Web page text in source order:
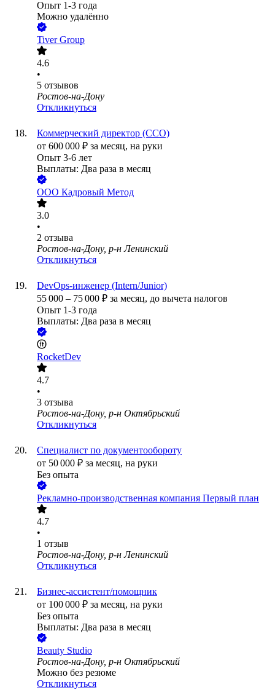
Опыт 1-3 года
Можно удалённо
Tiver Group
4.6
•
5 отзывов
Ростов-на-Дону
Откликнуться
Коммерческий директор (CCO)
от 600 000 ₽ за месяц, на руки
Опыт 3-6 лет
Выплаты: Два раза в месяц
ООО Кадровый Метод
3.0
•
2 отзыва
Ростов-на-Дону, р-н Ленинский
Откликнуться
DevOps-инженер (Intern/Junior)
55 000 – 75 000 ₽ за месяц, до вычета налогов
Опыт 1-3 года
Выплаты: Два раза в месяц
RocketDev
4.7
•
3 отзыва
Ростов-на-Дону, р-н Октябрьский
Откликнуться
Специалист по документообороту
от 50 000 ₽ за месяц, на руки
Без опыта
Рекламно-производственная компания Первый план
4.7
•
1 отзыв
Ростов-на-Дону, р-н Ленинский
Откликнуться
Бизнес-ассистент/помощник
от 100 000 ₽ за месяц, на руки
Без опыта
Выплаты: Два раза в месяц
Beauty Studio
Ростов-на-Дону, р-н Октябрьский
Можно без резюме
Откликнуться